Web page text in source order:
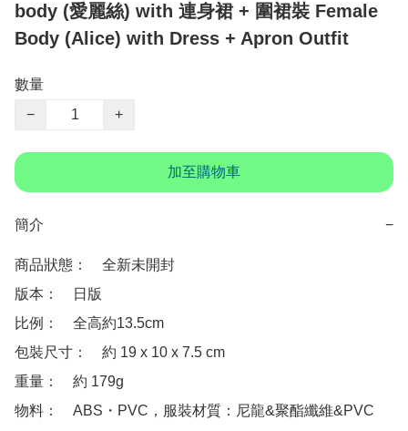
body (愛麗絲) with 連身裙 + 圍裙裝 Female
Body (Alice) with Dress + Apron Outfit
數量
−
+
加至購物車
簡介 −
商品狀態：　全新未開封
版本：　日版
比例：　全高約13.5cm
包裝尺寸：　約 19 x 10 x 7.5 cm
重量：　約 179g
物料：　ABS・PVC，服裝材質：尼龍&聚酯纖維&PVC